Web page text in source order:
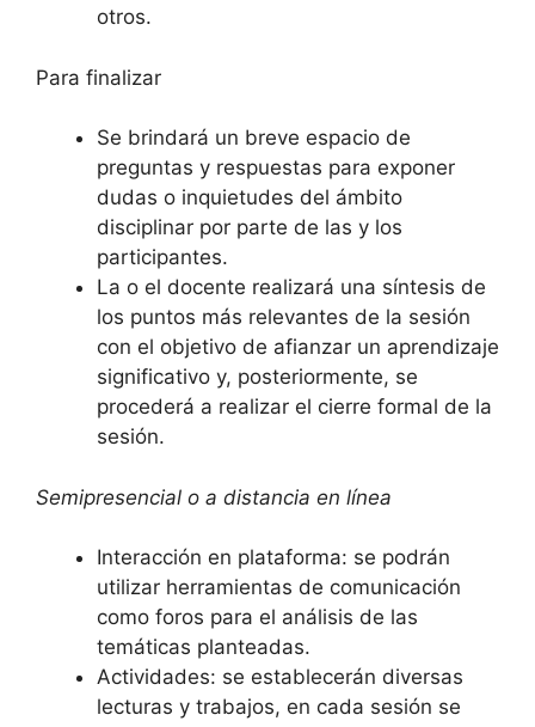
otros.
Para finalizar
Se brindará un breve espacio de
preguntas y respuestas para exponer
dudas o inquietudes del ámbito
disciplinar por parte de las y los
participantes.
La o el docente realizará una síntesis de
los puntos más relevantes de la sesión
con el objetivo de afianzar un aprendizaje
significativo y, posteriormente, se
procederá a realizar el cierre formal de la
sesión.
Semipresencial o a distancia en línea
Interacción en plataforma: se podrán
utilizar herramientas de comunicación
como foros para el análisis de las
temáticas planteadas.
Actividades: se establecerán diversas
lecturas y trabajos, en cada sesión se